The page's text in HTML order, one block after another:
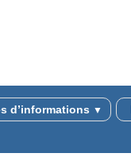
d’informations ▼